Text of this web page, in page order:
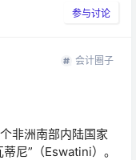
参与讨论
会计圈子
非洲南部内陆国家
尼”（Eswatini）。